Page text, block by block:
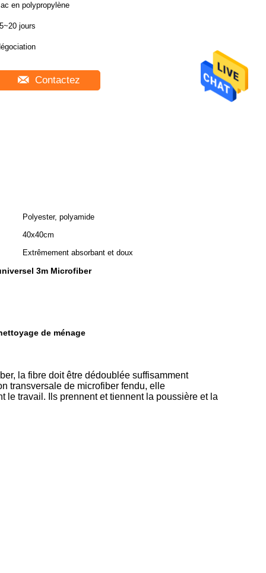
en polypropylène
jours
Contactez
Polyester, polyamide
40x40cm
Extrêmement absorbant et doux
3m Microfiber
de ménage
la fibre doit être dédoublée suffisamment
transversale de microfiber fendu, elle
le travail. Ils prennent et tiennent la poussière et la